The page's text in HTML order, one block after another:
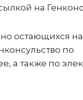
на
остающихся на
по
а также по